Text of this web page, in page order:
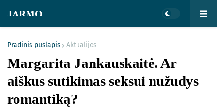
JARMO
Pradinis puslapis Aktualijos
Margarita Jankauskaitė. Ar
aiškus sutikimas seksui nužudys
romantiką?